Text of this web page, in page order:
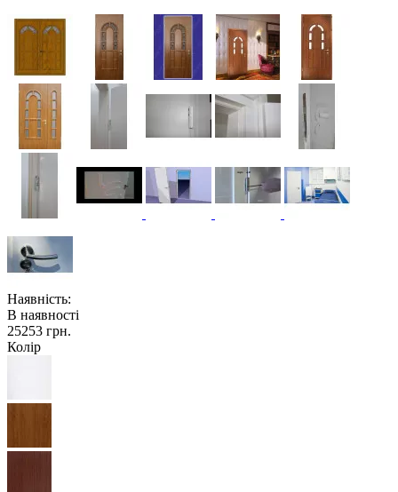
Наявність:
В наявності
25253 грн.
Колір